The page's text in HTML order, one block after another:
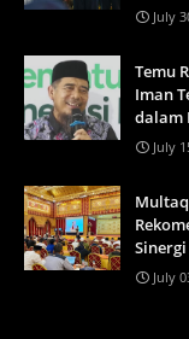
July
Temu
Iman
dalam
July
July